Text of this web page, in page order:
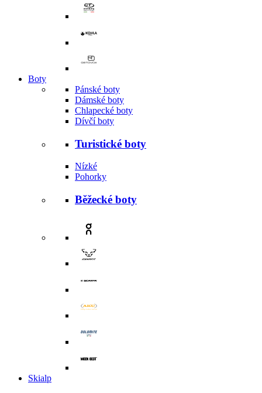
Boty
Pánské boty
Dámské boty
Chlapecké boty
Dívčí boty
Turistické boty
Nízké
Pohorky
Běžecké boty
Skialp